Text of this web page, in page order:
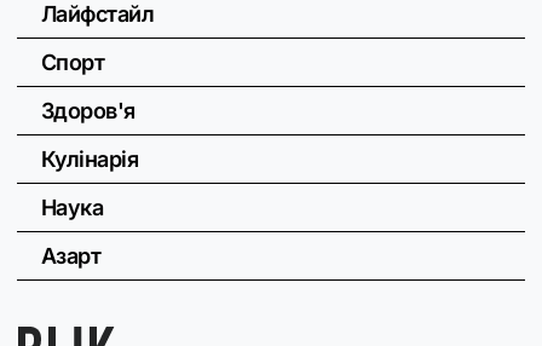
Лайфстайл
Спорт
Здоров'я
Кулінарія
Наука
Азарт